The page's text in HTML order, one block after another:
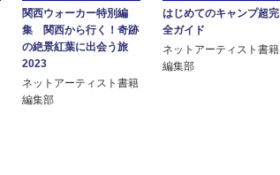
関西ウォーカー特別編
集 関西から行く！奇跡
の絶景紅葉に出会う旅
2023
ネットアーティスト書籍
編集部
はじめてのキャンプ超完
全ガイド
ネットアーティスト書籍
編集部